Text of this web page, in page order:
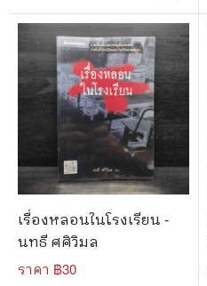
เรื่องหลอนในโรงเรียน -
นทธี ศศิวิมล
ราคา ฿30